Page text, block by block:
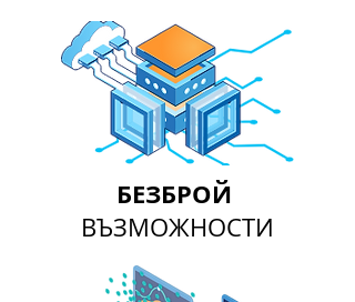
БЕЗБРОЙ
ВЪЗМОЖНОСТИ